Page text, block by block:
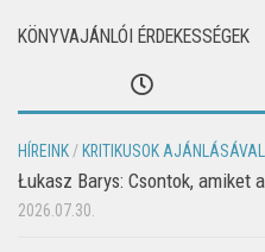
KÖNYVAJÁNLÓI ÉRDEKESSÉGEK
HÍREINK/ KRITIKUSOK AJÁNLÁSÁVAL
Łukasz Barys: Csontok, amiket
2026.07.30.